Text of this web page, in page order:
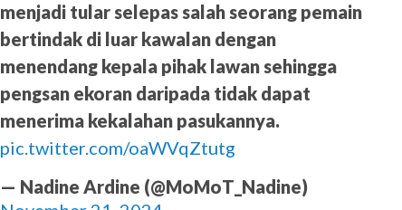
menjadi tular selepas salah seorang pemain
bertindak di luar kawalan dengan
menendang kepala pihak lawan sehingga
pengsan ekoran daripada tidak dapat
menerima kekalahan pasukannya.
pic.twitter.com/oaWVqZtutg
— Nadine Ardine (@MoMoT_Nadine)